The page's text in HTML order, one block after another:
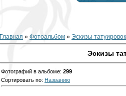
Главная » Фотоальбом » Эскизы татуировок
Эскизы
Фотографий в альбоме: 299
Сортировать по: Названию